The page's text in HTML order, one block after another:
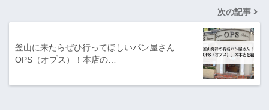
次の記事
釜山に来たらぜひ行ってほしいパン屋さん
OPS（オプス）！本店の…